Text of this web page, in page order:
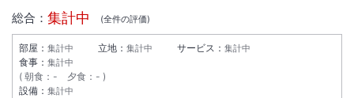
総合： 集計中 (全件の評価)
部屋： 集計中 立地： 集計中 サービス： 集計中
食事： 集計中
朝食 ： - 夕食 ： -
設備： 集計中